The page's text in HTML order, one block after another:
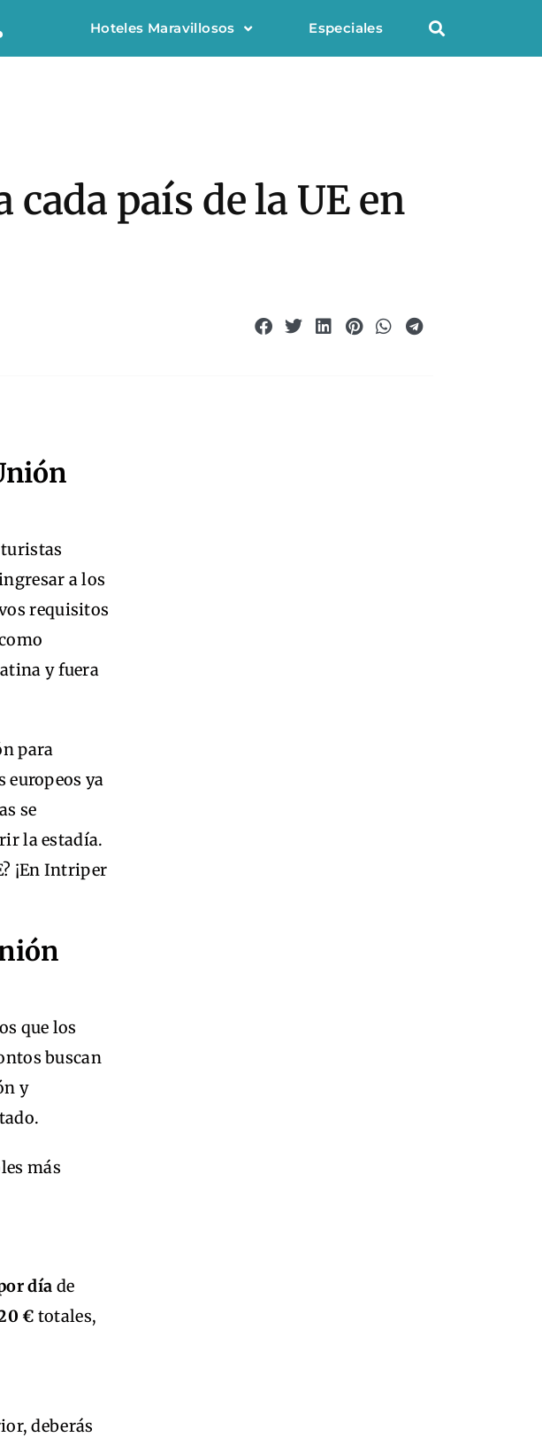
Hoteles Maravillosos Especiales
país de la UE en
a los
requisitos
y fuera
para
europeos ya
se
la estadía.
¡En Intriper
que los
buscan
y
más
día de
€ totales,
deberás